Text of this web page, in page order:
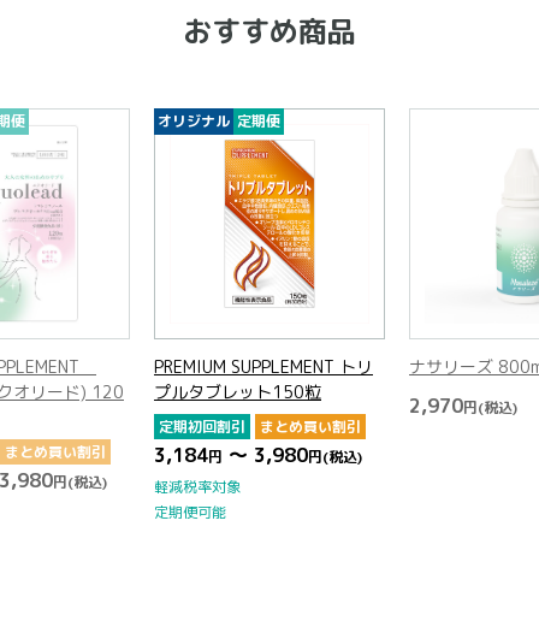
おすすめ商品
便
オリード) 120
まとめ買い割引
円(税込)
オリジナル 定期便
PREMIUM SUPPLEMENT トリ
プルタブレット150粒
定期初回割引 まとめ買い割引
3,184円 ～ 3,980円(税込)
軽減税率対象
定期便可能
ナサリーズ
2,970円(税込)